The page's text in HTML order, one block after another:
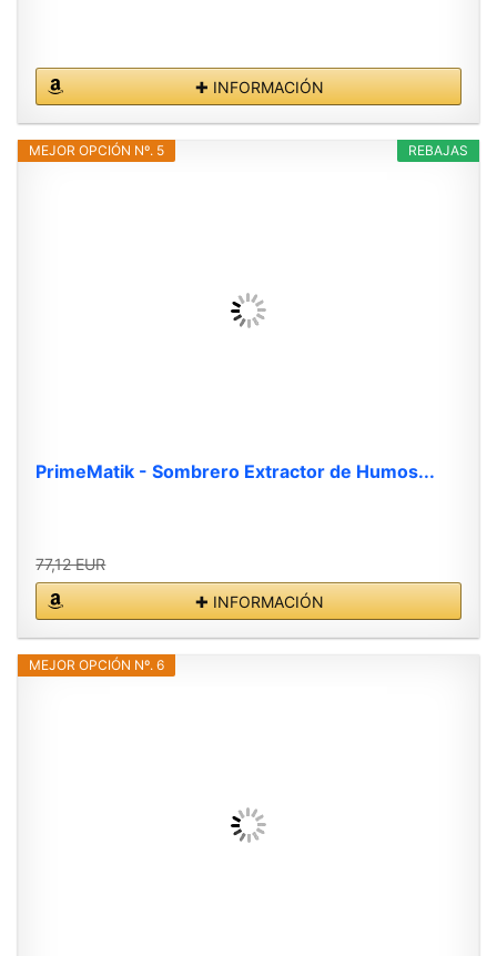
✚ INFORMACIÓN
REBAJAS
MEJOR OPCIÓN Nº. 5
PrimeMatik - Sombrero Extractor de Humos...
77,12 EUR
✚ INFORMACIÓN
MEJOR OPCIÓN Nº. 6